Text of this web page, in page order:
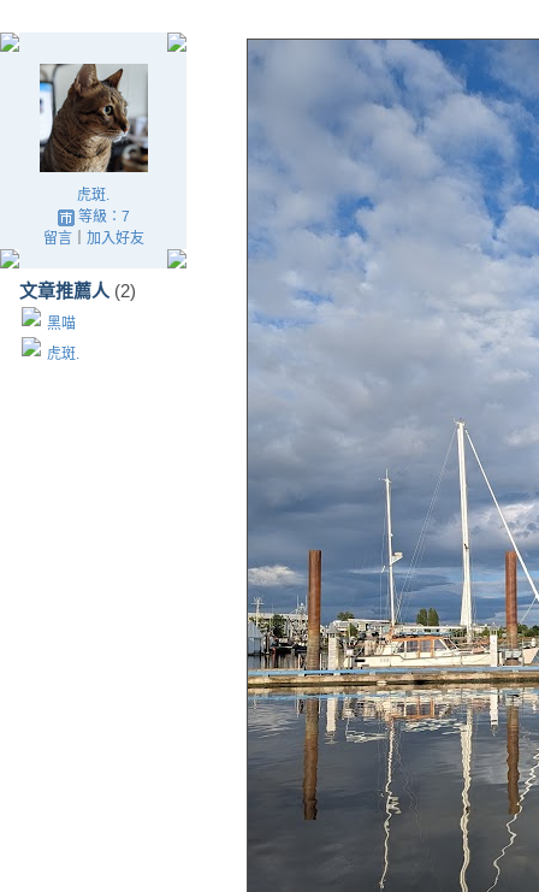
虎斑.
等級：7
留言｜ 加入好友
文章推薦人 (2)
黑喵
虎斑.